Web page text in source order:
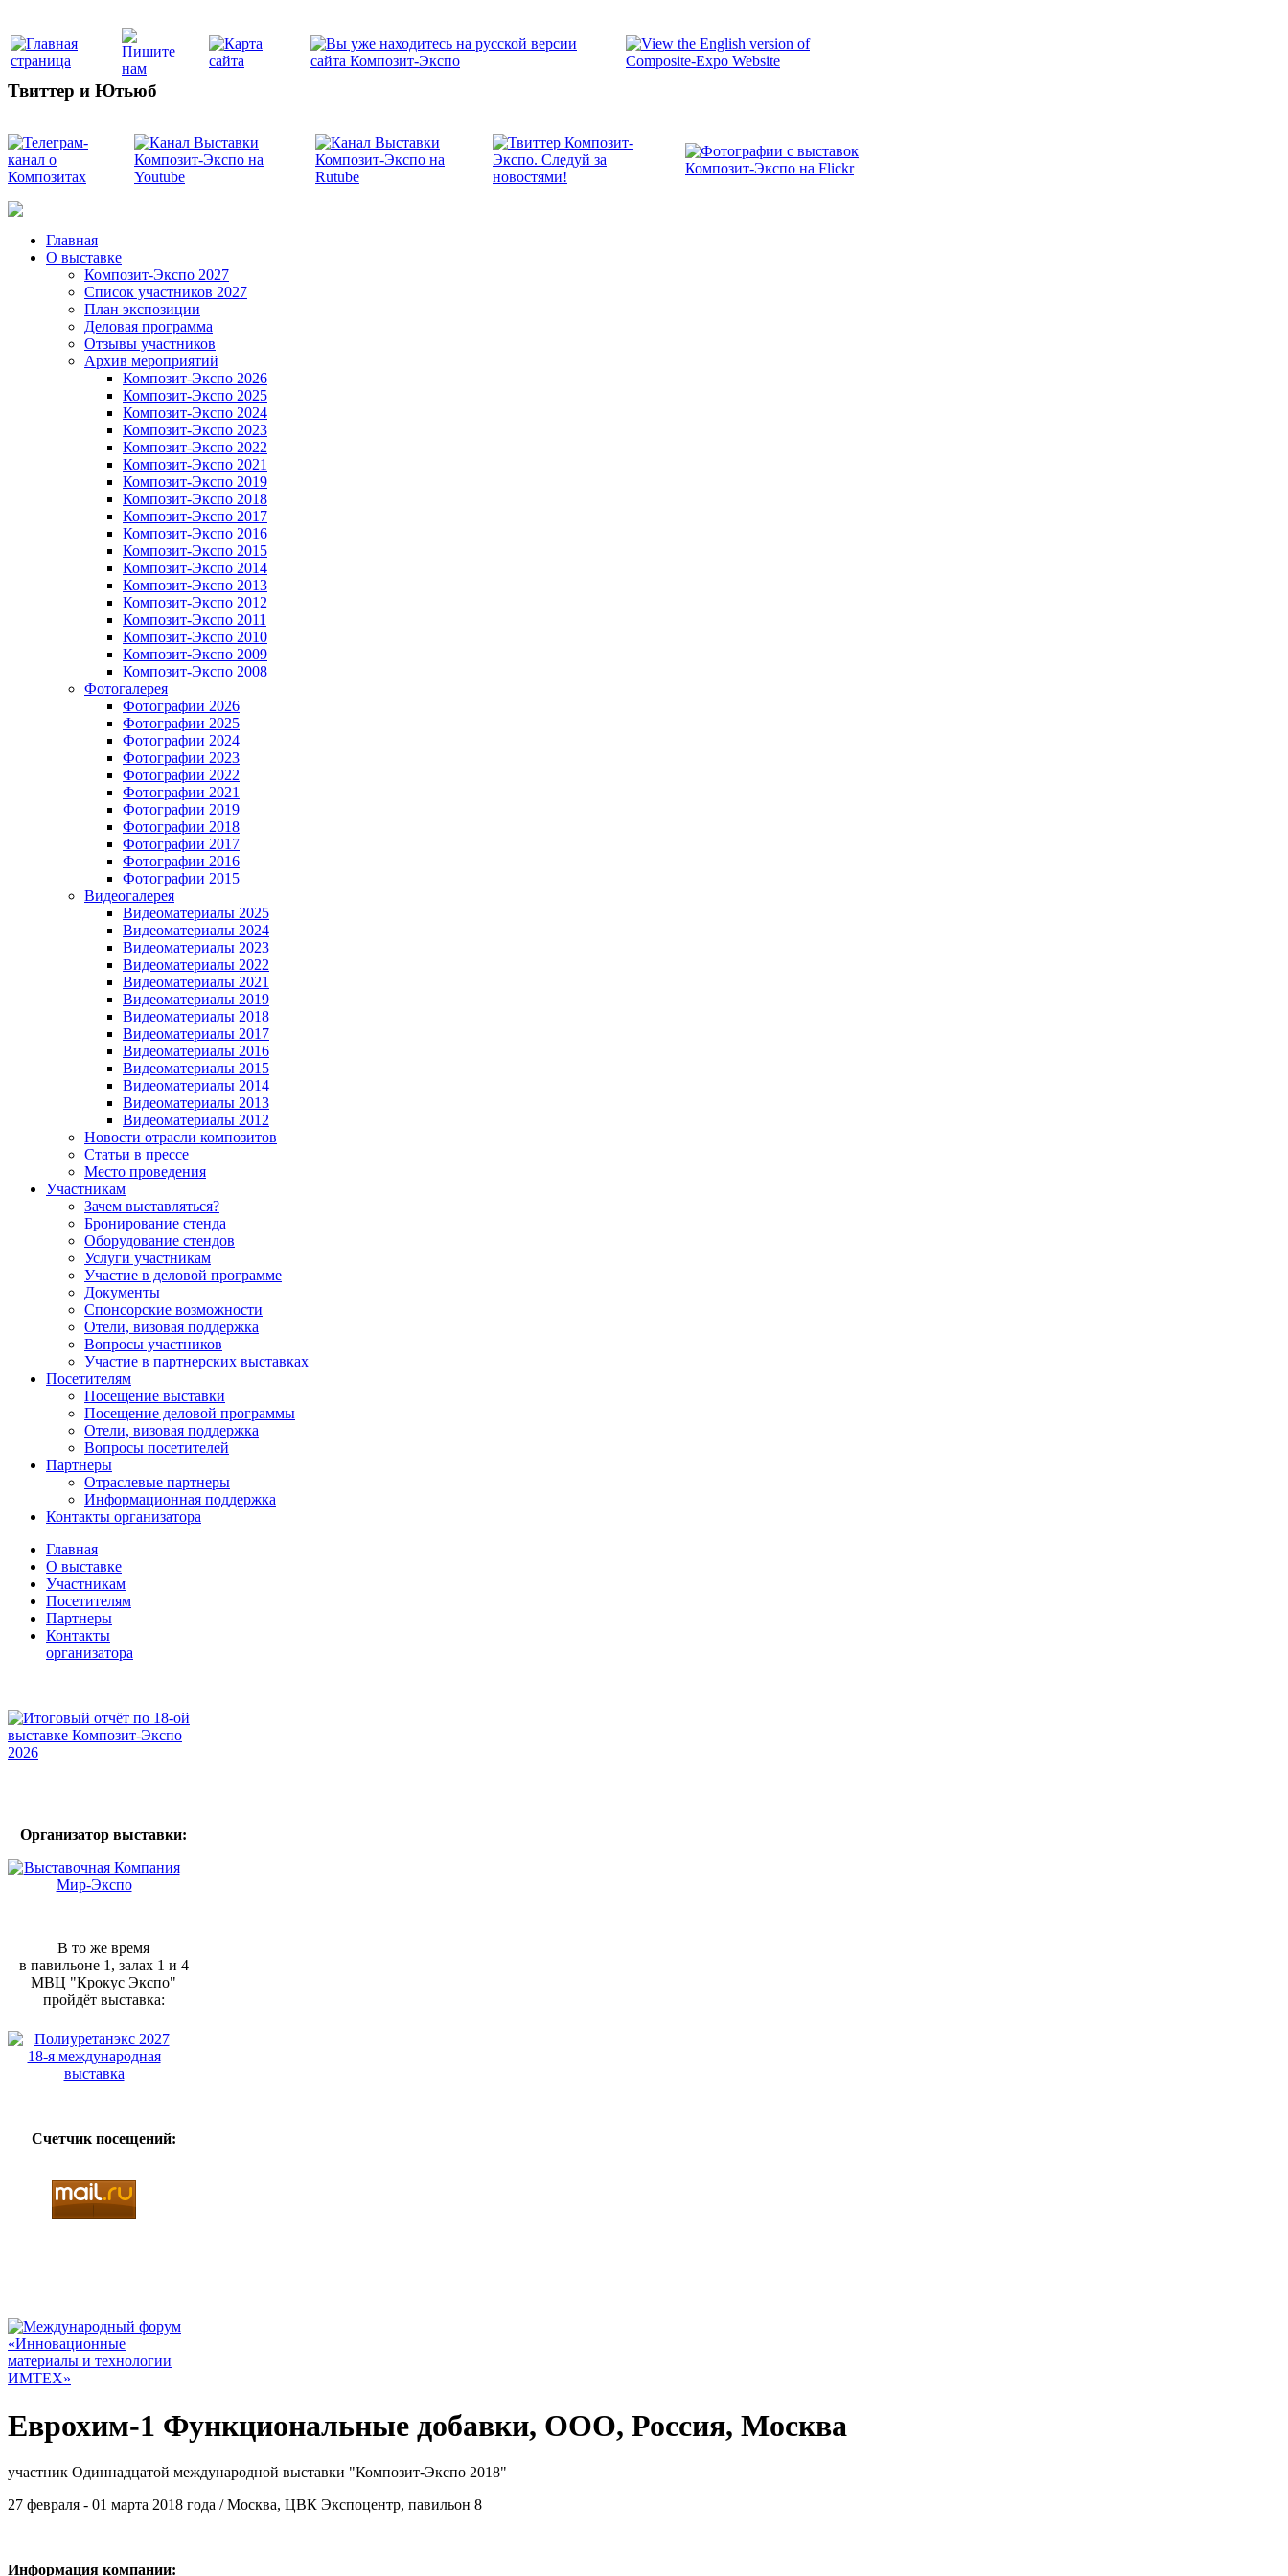
Твиттер и Ютьюб
Главная
О выставке
Композит-Экспо 2027
Список участников 2027
План экспозиции
Деловая программа
Отзывы участников
Архив мероприятий
Композит-Экспо 2026
Композит-Экспо 2025
Композит-Экспо 2024
Композит-Экспо 2023
Композит-Экспо 2022
Композит-Экспо 2021
Композит-Экспо 2019
Композит-Экспо 2018
Композит-Экспо 2017
Композит-Экспо 2016
Композит-Экспо 2015
Композит-Экспо 2014
Композит-Экспо 2013
Композит-Экспо 2012
Композит-Экспо 2011
Композит-Экспо 2010
Композит-Экспо 2009
Композит-Экспо 2008
Фотогалерея
Фотографии 2026
Фотографии 2025
Фотографии 2024
Фотографии 2023
Фотографии 2022
Фотографии 2021
Фотографии 2019
Фотографии 2018
Фотографии 2017
Фотографии 2016
Фотографии 2015
Видеогалерея
Видеоматериалы 2025
Видеоматериалы 2024
Видеоматериалы 2023
Видеоматериалы 2022
Видеоматериалы 2021
Видеоматериалы 2019
Видеоматериалы 2018
Видеоматериалы 2017
Видеоматериалы 2016
Видеоматериалы 2015
Видеоматериалы 2014
Видеоматериалы 2013
Видеоматериалы 2012
Новости отрасли композитов
Статьи в прессе
Место проведения
Участникам
Зачем выставляться?
Бронирование стенда
Оборудование стендов
Услуги участникам
Участие в деловой программе
Документы
Спонсорские возможности
Отели, визовая поддержка
Вопросы участников
Участие в партнерских выставках
Посетителям
Посещение выставки
Посещение деловой программы
Отели, визовая поддержка
Вопросы посетителей
Партнеры
Отраслевые партнеры
Информационная поддержка
Контакты организатора
Главная
О выставке
Участникам
Посетителям
Партнеры
Контакты
организатора
Организатор выставки:
В то же время
в павильоне 1, залах 1 и 4
МВЦ "Крокус Экспо"
пройдёт выставка:
Счетчик посещений:
Еврохим-1 Функциональные добавки, ООО, Россия, Москва
участник Одиннадцатой международной выставки "Композит-Экспо 2018"
27 февраля - 01 марта 2018 года / Москва, ЦВК Экспоцентр, павильон 8
Информация компании: